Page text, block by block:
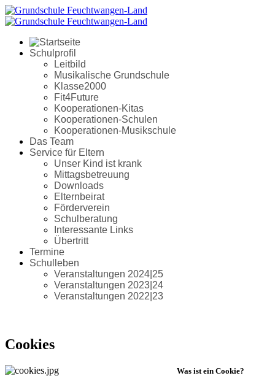
Schulprofil
Leitbild
Musikalische Grundschule
Klasse2000
Fit4Future
Kooperationen-Kitas
Kooperationen-Schulen
Kooperationen-Musikschule
Das Team
Service für Eltern
Unser Kind ist krank
Mittagsbetreuung
Downloads
Elternbeirat
Förderverein
Schulberatung
Interessante Links
Übertritt
Termine
Schulleben
Veranstaltungen 2024|25
Veranstaltungen 2023|24
Veranstaltungen 2022|23
Cookies
Was ist ein Cookie?